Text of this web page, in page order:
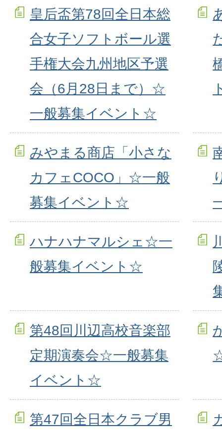
皇后盃第78回全日本総
合女子ソフトボール選
手権大会九州地区予選
会（6月28日まで）☆
一般募集イベント☆
みやまる商店「小さな
カフェCOCO」☆一般
募集イベント☆
ハナハナマルシェ☆一
般募集イベント☆
第48回川辺高校音楽部
定期演奏会☆一般募集
イベント☆
第47回全日本クラブ男